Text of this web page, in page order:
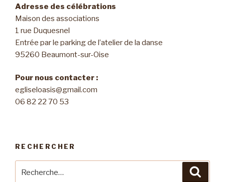
Adresse des célébrations
Maison des associations
1 rue Duquesnel
Entrée par le parking de l’atelier de la danse
95260 Beaumont-sur-Oise
Pour nous contacter :
egliseloasis@gmail.com
06 82 22 70 53
RECHERCHER